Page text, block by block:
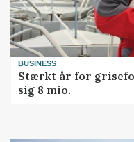
BUSINESS
Stærkt år for
sig 8 mio.